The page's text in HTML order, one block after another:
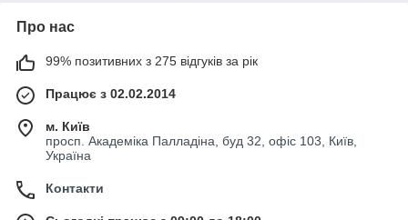
Про нас
99% позитивних з 275 відгуків за рік
Працює з 02.02.2014
м. Київ
просп. Академіка Палладіна, буд 32, офіс 103, Київ,
Україна
Контакти